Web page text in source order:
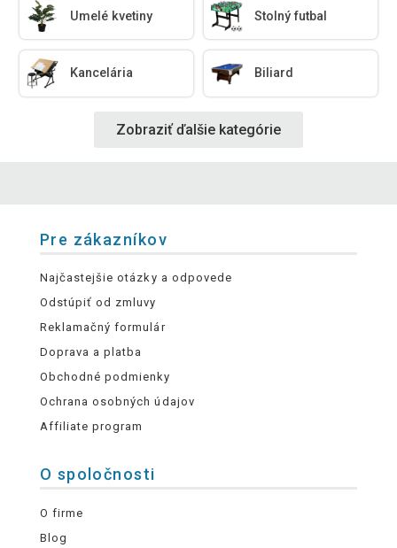
Umelé kvetiny Stolný futbal
Kancelária Biliard
Zobraziť ďalšie kategórie
Pre zákazníkov
Najčastejšie otázky a odpovede
Odstúpiť od zmluvy
Reklamačný formulár
Doprava a platba
Obchodné podmienky
Ochrana osobných údajov
Affiliate program
O spoločnosti
O firme
Blog